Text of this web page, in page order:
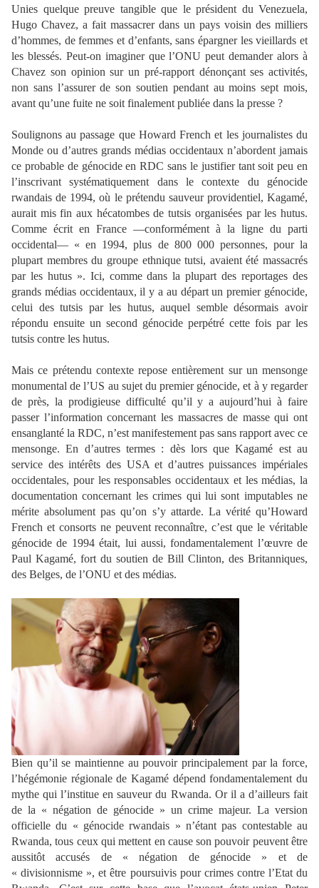
Unies quelque preuve tangible que le président du Venezuela,
Hugo Chavez, a fait massacrer dans un pays voisin des milliers
d’hommes, de femmes et d’enfants, sans épargner les vieillards et
les blessés. Peut-on imaginer que l’ONU peut demander alors à
Chavez son opinion sur un pré-rapport dénonçant ses activités,
non sans l’assurer de son soutien pendant au moins sept mois,
avant qu’une fuite ne soit finalement publiée dans la presse ?
Soulignons au passage que Howard French et les journalistes du
Monde ou d’autres grands médias occidentaux n’abordent jamais
ce probable de génocide en RDC sans le justifier tant soit peu en
l’inscrivant systématiquement dans le contexte du génocide
rwandais de 1994, où le prétendu sauveur providentiel, Kagamé,
aurait mis fin aux hécatombes de tutsis organisées par les hutus.
Comme écrit en France —conformément à la ligne du parti
occidental— « en 1994, plus de 800 000 personnes, pour la
plupart membres du groupe ethnique tutsi, avaient été massacrés
par les hutus ». Ici, comme dans la plupart des reportages des
grands médias occidentaux, il y a au départ un premier génocide,
celui des tutsis par les hutus, auquel semble désormais avoir
répondu ensuite un second génocide perpétré cette fois par les
tutsis contre les hutus.
Mais ce prétendu contexte repose entièrement sur un mensonge
monumental de l’US au sujet du premier génocide, et à y regarder
de près, la prodigieuse difficulté qu’il y a aujourd’hui à faire
passer l’information concernant les massacres de masse qui ont
ensanglanté la RDC, n’est manifestement pas sans rapport avec ce
mensonge. En d’autres termes : dès lors que Kagamé est au
service des intérêts des USA et d’autres puissances impériales
occidentales, pour les responsables occidentaux et les médias, la
documentation concernant les crimes qui lui sont imputables ne
mérite absolument pas qu’on s’y attarde. La vérité qu’Howard
French et consorts ne peuvent reconnaître, c’est que le véritable
génocide de 1994 était, lui aussi, fondamentalement l’œuvre de
Paul Kagamé, fort du soutien de Bill Clinton, des Britanniques,
des Belges, de l’ONU et des médias.
Bien qu’il se maintienne au pouvoir principalement par la force,
l’hégémonie régionale de Kagamé dépend fondamentalement du
mythe qui l’institue en sauveur du Rwanda. Or il a d’ailleurs fait
de la « négation de génocide » un crime majeur. La version
officielle du « génocide rwandais » n’étant pas contestable au
Rwanda, tous ceux qui mettent en cause son pouvoir peuvent être
aussitôt accusés de « négation de génocide » et de
« divisionnisme », et être poursuivis pour crimes contre l’Etat du